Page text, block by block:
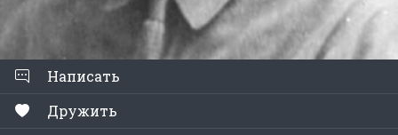
Написать
Дружить